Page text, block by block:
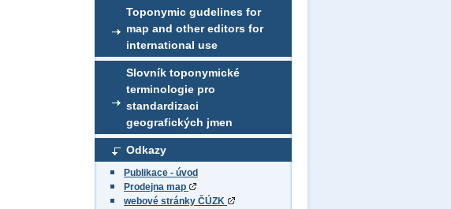
Toponymic gudelines for
map and other editors for
international use
Slovník toponymické
terminologie pro
standardizaci
geografických jmen
Odkazy
Publikace - úvod
Prodejna map
webové stránky ČÚZK